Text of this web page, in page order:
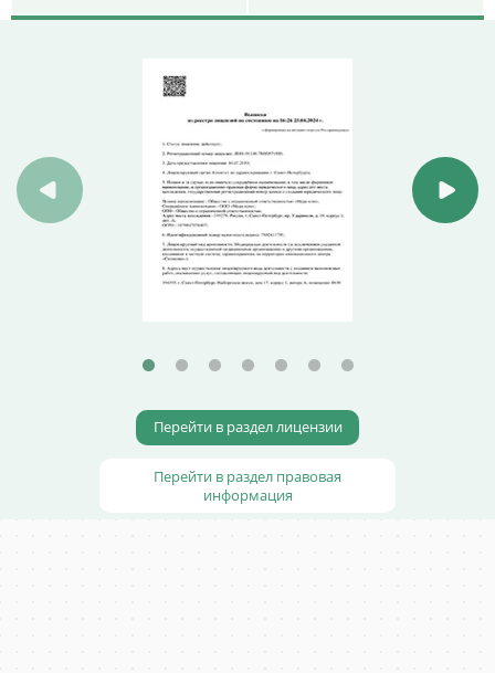
Перейти в раздел лицензии
Перейти в раздел правовая
информация